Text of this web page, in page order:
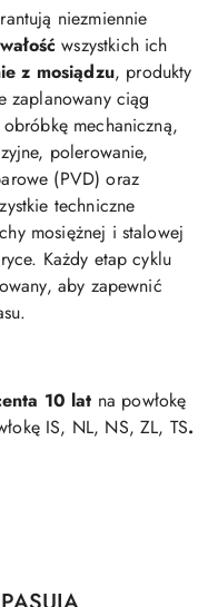
niezmiennie
wszystkich ich
z mosiądzu, produkty
zaplanowany ciąg
mechaniczną,
polerowanie,
(PVD) oraz
techniczne
mosiężnej i stalowej
Każdy etap cyklu
aby zapewnić
10 lat na powłokę
IS, NL, NS, ZL, TS.